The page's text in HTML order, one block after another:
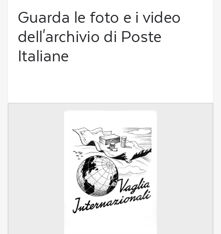
Guarda le foto e i video
dell'archivio di Poste
Italiane